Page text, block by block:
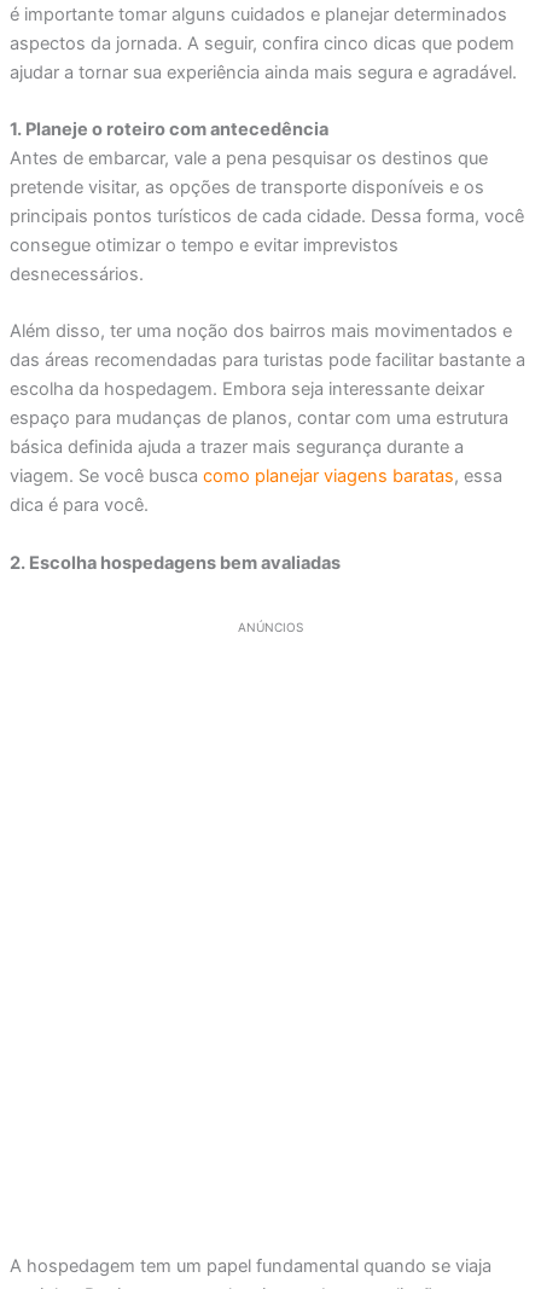
é importante tomar alguns cuidados e planejar determinados
aspectos da jornada. A seguir, confira cinco dicas que podem
ajudar a tornar sua experiência ainda mais segura e agradável.
1. Planeje o roteiro com antecedência
Antes de embarcar, vale a pena pesquisar os destinos que
pretende visitar, as opções de transporte disponíveis e os
principais pontos turísticos de cada cidade. Dessa forma, você
consegue otimizar o tempo e evitar imprevistos
desnecessários.
Além disso, ter uma noção dos bairros mais movimentados e
das áreas recomendadas para turistas pode facilitar bastante a
escolha da hospedagem. Embora seja interessante deixar
espaço para mudanças de planos, contar com uma estrutura
básica definida ajuda a trazer mais segurança durante a
viagem. Se você busca como planejar viagens baratas, essa
dica é para você.
2. Escolha hospedagens bem avaliadas
ANÚNCIOS
A hospedagem tem um papel fundamental quando se viaja